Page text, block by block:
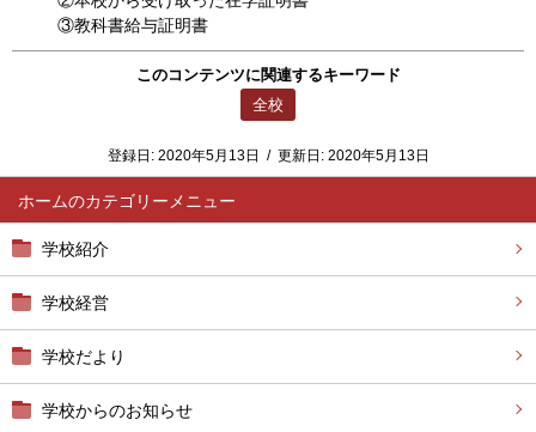
ホーム
学校紹介
学校経営
学校だより
学校からのお知らせ
③教科書給与証明書
このコンテンツに関連するキーワード
全校
登録日: 2020年5月13日 / 更新日: 2020年5月13日